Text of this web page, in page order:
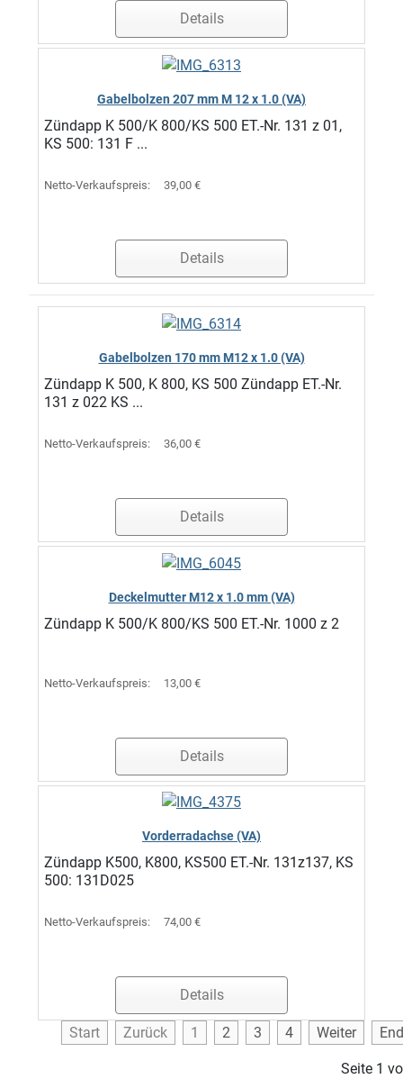
Details
Gabelbolzen 207 mm M 12 x 1.0 (VA)
Zündapp K 500/K 800/KS 500 ET.-Nr. 131 z 01,
KS 500: 131 F ...
Netto-Verkaufspreis: 39,00 €
Details
Gabelbolzen 170 mm M12 x 1.0 (VA)
Zündapp K 500, K 800, KS 500 Zündapp ET.-Nr.
131 z 022 KS ...
Netto-Verkaufspreis: 36,00 €
Details
Deckelmutter M12 x 1.0 mm (VA)
Zündapp K 500/K 800/KS 500 ET.-Nr. 1000 z 2
Netto-Verkaufspreis: 13,00 €
Details
Vorderradachse (VA)
Zündapp K500, K800, KS500 ET.-Nr. 131z137, KS
500: 131D025
Netto-Verkaufspreis: 74,00 €
Details
Start Zurück 1 2 3 4 Weiter
Seite 1